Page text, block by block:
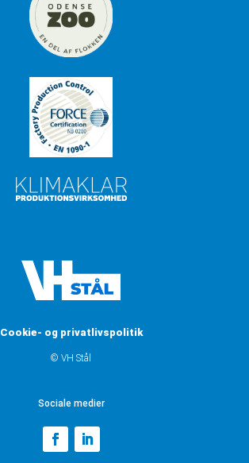
Cookie- og privatlivspolitik
© VH Stål
Sociale medier